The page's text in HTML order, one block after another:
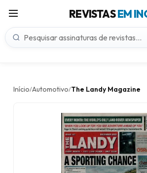
REVISTASEM
Início/Automotivo/The Landy Magazine